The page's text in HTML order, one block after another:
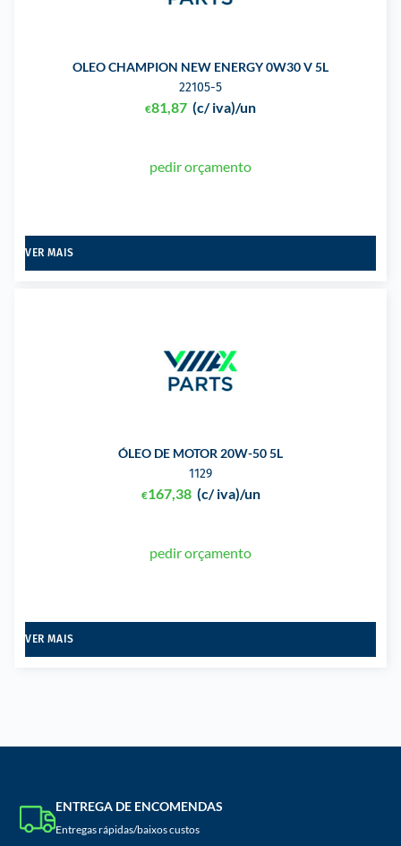
OLEO CHAMPION NEW ENERGY 0W30 V 5L
22105-5
€81,87 (c/ iva)/un
pedir orçamento
VER MAIS
ÓLEO DE MOTOR 20W-50 5L
1129
€167,38 (c/ iva)/un
pedir orçamento
VER MAIS
ENTREGA DE ENCOMENDAS
Entregas rápidas/baixos custos